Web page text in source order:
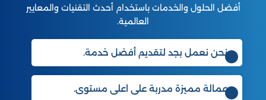
أفضل الحلول والخدمات باستخدام أحدث التقنيات والمعايير
العالمية.
نحن نعمل بجد لتقديم أفضل خدمة.
عمالة مميزة مدربة على اعلى مستوى.